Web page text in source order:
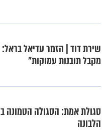
שירת דוד | הזמר עדיאל
מקבל תובנות עמוקות"
סגולת אמת: הסגולה הטמונה
הלבונה